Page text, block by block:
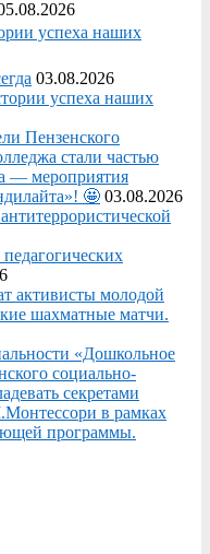
успеха наших
03.08.2026
успеха наших
Пензенского
стали частью
— мероприятия
🤩 03.08.2026
активисты молодой
шахматные матчи.
«Дошкольное
социально-
секретами
в рамках
программы.